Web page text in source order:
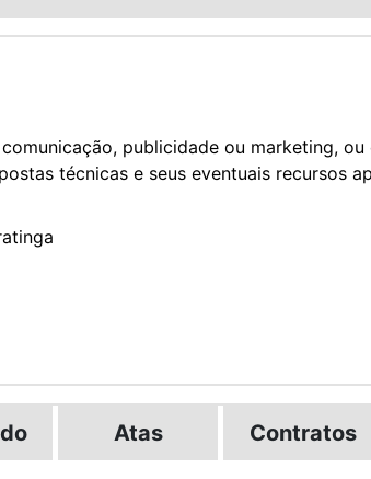
publicidade ou marketing, ou
técnicas e seus eventuais recursos
Atas Contratos